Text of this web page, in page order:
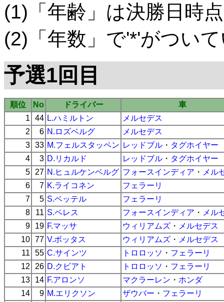
(1)「年齢」は決勝日時点
(2)「年数」で'*'がつい
予選1回目
順位 No ドライバー
車
1
44 L.ハミルトン
メルセデス
2
6 N.ロズベルグ
メルセデス
3 33 M.フェルスタッペン レッドブル ・ タグホイヤー
4
3 D.リカルド レッドブル ・ タグホイヤー
5
27 N.ヒュルケンベルグ フォースインディア ・ メル
6
7 K.ライコネン
フェラーリ
7
5 S.ベッテル
フェラーリ
8
11 S.ペレス フォースインディア ・ メル
9
19 F.マッサ ウィリアムズ ・ メルセデス
10 77 V.ボッタス ウィリアムズ ・ メルセデス
11
55 C.サインツ トロロッソ ・ フェラーリ
12
26 D.クビアト トロロッソ ・ フェラーリ
13
14 F.アロンソ マクラーレン ・ ホンダ
14
9 M.エリクソン ザウバー ・ フェラーリ